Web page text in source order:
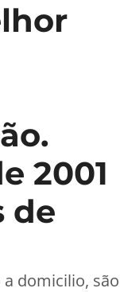
2001
de
domicilio, são